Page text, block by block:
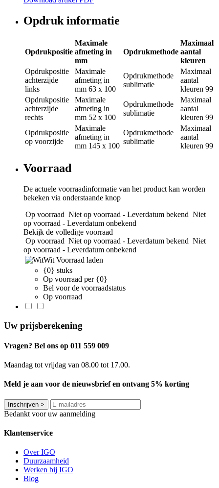
Opdruk informatie
Opdrukpositie
Maximale
afmeting in
mm
Opdrukmethode
Maximaal
aantal
kleuren
Opdrukpositie
achterzijde
links
Maximale
afmeting in
mm 63 x 100
Opdrukmethode
sublimatie
Maximaal
aantal
kleuren 99
Opdrukpositie
achterzijde
rechts
Maximale
afmeting in
mm 52 x 100
Opdrukmethode
sublimatie
Maximaal
aantal
kleuren 99
Opdrukpositie
op voorzijde
Maximale
afmeting in
mm 145 x 100
Opdrukmethode
sublimatie
Maximaal
aantal
kleuren 99
Voorraad
De actuele voorraadinformatie van het product kan worden
bekeken via onderstaande knop
Op voorraad Niet op voorraad - Leverdatum bekend Niet
op voorraad - Leverdatum onbekend
Bekijk de volledige voorraad
Op voorraad Niet op voorraad - Leverdatum bekend Niet
op voorraad - Leverdatum onbekend
Wit Voorraad laden
{0} stuks
Op voorraad per {0}
Bel voor de voorraadstatus
Op voorraad
Uw prijsberekening
Vragen? Bel ons op 011 559 009
Maandag tot vrijdag van 08.00 tot 17.00.
Meld je aan voor de nieuwsbrief en ontvang 5% korting
Inschrijven >
Bedankt voor uw aanmelding
Klantenservice
Over IGO
Duurzaamheid
Werken bij IGO
Blog